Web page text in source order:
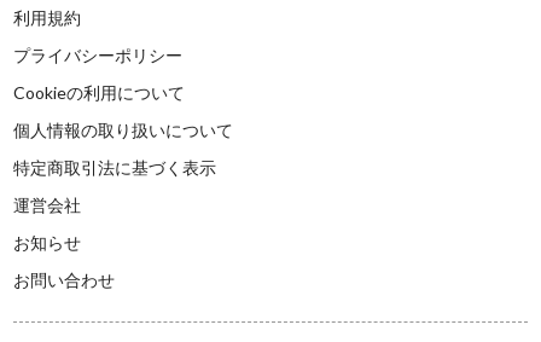
利用規約
プライバシーポリシー
Cookieの利用について
個人情報の取り扱いについて
特定商取引法に基づく表示
運営会社
お知らせ
お問い合わせ